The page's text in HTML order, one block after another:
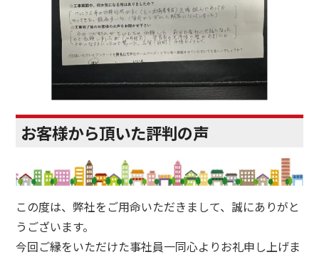
お客様から頂いた評判の声
この度は、弊社をご用命いただきまして、誠にありがと
うございます。
今回ご縁をいただけた事社員一同心よりお礼申し上げま